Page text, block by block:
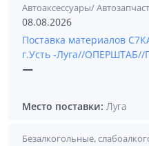
Автоаксессуары/
08.08.2026
Поставка материалов
г.Усть -Луга//ОПЕРШТАБ//
—
Место поставки: Луга
Безалкогольные,